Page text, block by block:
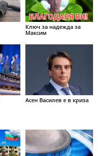
Ключ за надежда за
Максим
Асен Василев е в криза